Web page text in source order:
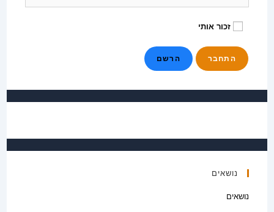
זכור אותי
הרשם
נושאים
נושאים